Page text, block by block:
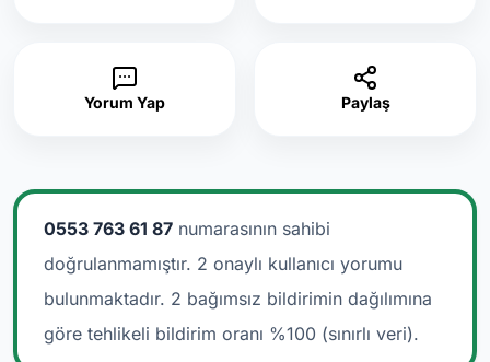
Yorum Yap Paylaş
0553 763 61 87 numarasının sahibi
doğrulanmamıştır. 2 onaylı kullanıcı yorumu
bulunmaktadır. 2 bağımsız bildirimin dağılımına
göre tehlikeli bildirim oranı %100 (sınırlı veri).